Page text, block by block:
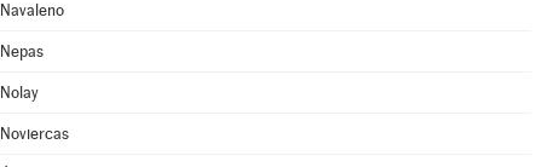
Navaleno
Nepas
Nolay
Noviercas